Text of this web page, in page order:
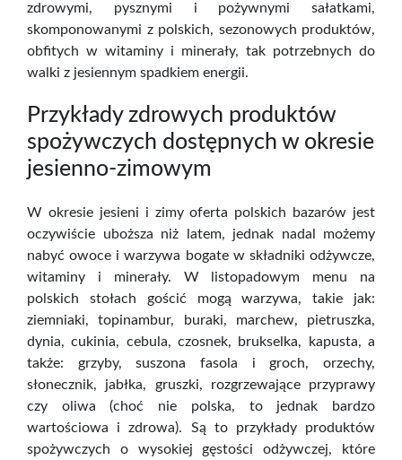
zdrowymi, pysznymi i pożywnymi sałatkami,
skomponowanymi z polskich, sezonowych produktów,
obfitych w witaminy i minerały, tak potrzebnych do
walki z jesiennym spadkiem energii.
Przykłady zdrowych produktów
spożywczych dostępnych w okresie
jesienno-zimowym
W okresie jesieni i zimy oferta polskich bazarów jest
oczywiście uboższa niż latem, jednak nadal możemy
nabyć owoce i warzywa bogate w składniki odżywcze,
witaminy i minerały. W listopadowym menu na
polskich stołach gościć mogą warzywa, takie jak:
ziemniaki, topinambur, buraki, marchew, pietruszka,
dynia, cukinia, cebula, czosnek, brukselka, kapusta, a
także: grzyby, suszona fasola i groch, orzechy,
słonecznik, jabłka, gruszki, rozgrzewające przyprawy
czy oliwa (choć nie polska, to jednak bardzo
wartościowa i zdrowa). Są to przykłady produktów
spożywczych o wysokiej gęstości odżywczej, które